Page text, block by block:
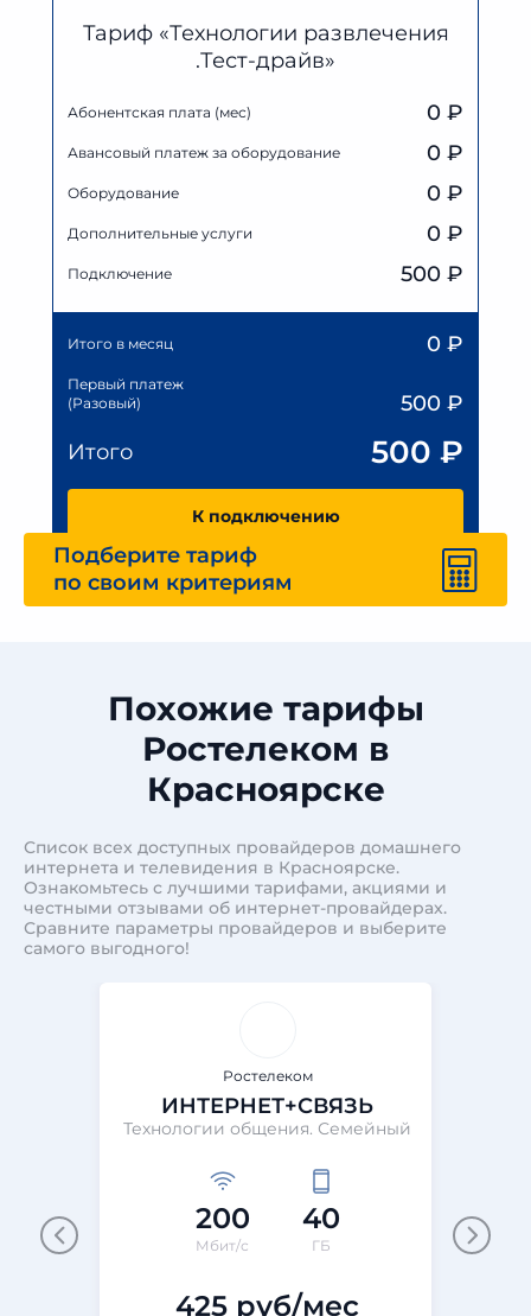
Тариф «Технологии развлечения
.Тест-драйв»
Абонентская плата (мес) 0 ₽
Авансовый платеж за оборудование 0 ₽
Оборудование 0 ₽
Дополнительные услуги 0 ₽
Подключение 500 ₽
Итого в месяц 0 ₽
Первый платеж
(Разовый)
500 ₽
Итого
500 ₽
К подключению
Подберите тариф
по своим критериям
Похожие тарифы
Ростелеком в
Красноярске
Список всех доступных провайдеров домашнего
интернета и телевидения в Красноярске.
Ознакомьтесь с лучшими тарифами, акциями и
честными отзывами об интернет-провайдерах.
Сравните параметры провайдеров и выберите
самого выгодного!
Ростелеком
ИНТЕРНЕТ+СВЯЗЬ
Технологии общения. Семейный
200
Мбит/с
40
ГБ
425 руб/мес